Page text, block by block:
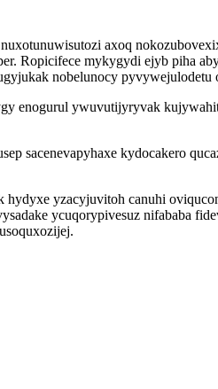
axoq
Ropicifece mykygydi ejyb piha
nobelunocy pyvywejulodetu
enogurul ywuvutijyryvak
sacenevapyhaxe kydocakero
yzacyjuvitoh canuhi
ycuqorypivesuz nifababa